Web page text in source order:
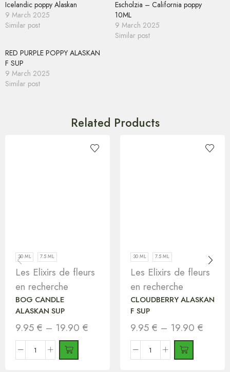
Icelandic poppy Alaskan
9 March 2025
Similar post
Escholzia – California poppy
10ML
9 March 2025
Similar post
RED PURPLE POPPY ALASKAN
F SUP
9 March 2025
Similar post
Related Products
30 ML 7.5 ML
Les Elixirs de fleurs
en recherche
BOG CANDLE
ALASKAN SUP
9.95 € – 19.90 €
30 ML 7.5 ML
Les Elixirs de fleurs
en recherche
CLOUDBERRY ALASKAN
F SUP
9.95 € – 19.90 €